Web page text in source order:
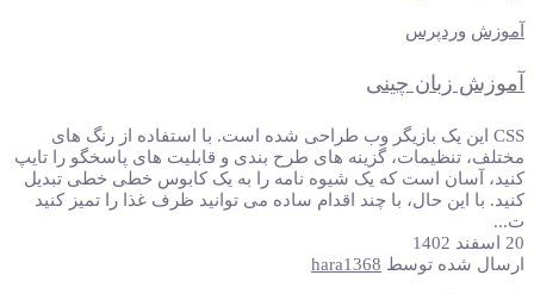
آموزش وردپرس
آموزش زبان چینی
CSS این یک بازیگر وب طراحی شده است. با استفاده از رنگ های
مختلف، تنظیمات، گزینه های طرح بندی و قابلیت های پاسخگو را تایپ
کنید، آسان است که یک شیوه نامه را به یک کابوس خطی خطی تبدیل
کنید. با این حال، با چند اقدام ساده می توانید ظرف غذا را تمیز کنید
ت...
20 اسفند 1402
ارسال شده توسط hara1368